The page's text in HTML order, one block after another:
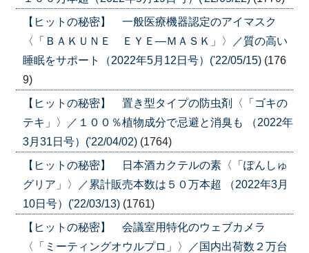
【ヒットの秘密】 一般医療機器認定のアイマスク
〈「ＢＡＫＵＮＥ ＥＹＥ―ＭＡＳＫ」〉／質の高い
睡眠をサポート（2022年5月12日号）('22/05/15) (176
9)
【ヒットの秘密】 置き型タイプの防虫剤〈「ゴキの
テキ」〉／１００％植物成分で忌避と消臭も （2022年
3月31日号）('22/04/02) (1764)
【ヒットの秘密】 日本酒カクテルの素〈「ぽんしゅ
グリア」〉／累計販売本数は５０万本超 （2022年3月
10日号）('22/03/13) (1761)
【ヒットの秘密】 会議室用特化のウェブカメラ
〈「ミーティングオウルプロ」〉／国内出荷数２万台